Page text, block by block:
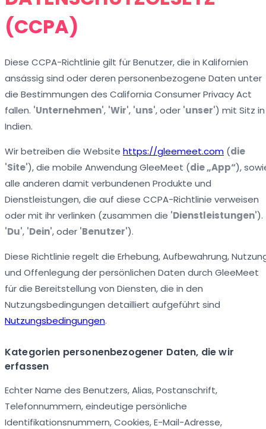
(CCPA)
Diese CCPA-Richtlinie gilt für Benutzer, die in Kalifornien
ansässig sind oder deren personenbezogene Daten unter
die Bestimmungen des California Consumer Privacy Act
fallen. 'Unternehmen', 'Wir', 'uns', oder 'unser') mit Sitz in
Indien.
Wir betreiben die Website https://gleemeet.com (die
'Site'), die mobile Anwendung GleeMeet (die „App“),
alle anderen damit verbundenen Produkte und
Dienstleistungen, die auf diese CCPA-Richtlinie verweisen
oder mit ihr verlinken (zusammen die 'Dienstleistungen').
'Du', 'Dein', oder 'Benutzer').
Diese Richtlinie regelt die Erhebung, Aufbewahrung,
und Offenlegung der persönlichen Daten durch GleeMeet
für die Bereitstellung von Diensten, die in den
Nutzungsbedingungen detailliert aufgeführt sind
Nutzungsbedingungen.
Kategorien personenbezogener Daten, die wir
erfassen
Echter Name des Benutzers, Alias, Postanschrift,
Telefonnummern, eindeutige persönliche
Identifikationsnummern, Cookies, E-Mail-Adresse,